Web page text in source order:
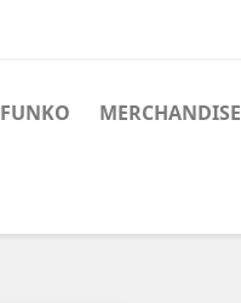
FUNKO MERCHANDISE